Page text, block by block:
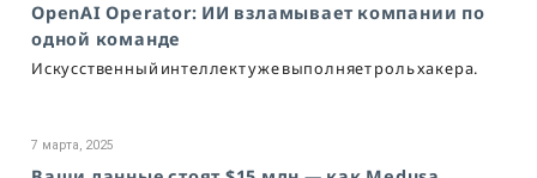
OpenAI Operator: ИИ взламывает компании по
одной команде
Искусственный интеллект уже выполняет роль хакера.
7 марта, 2025